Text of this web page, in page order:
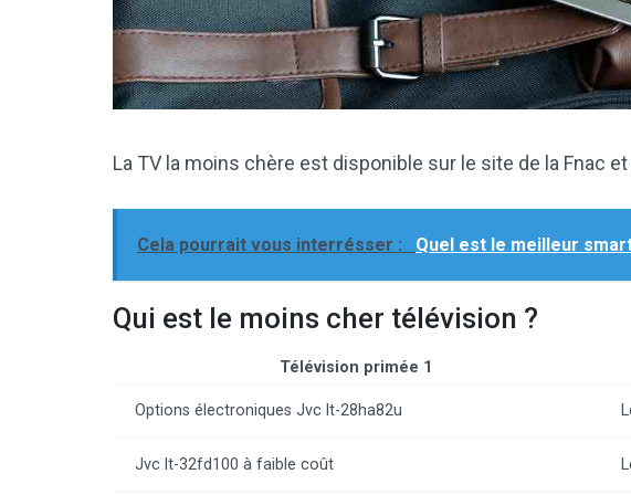
La TV la moins chère est disponible sur le site de la Fnac
Cela pourrait vous interrésser : Quel est le meilleur
Qui est le moins cher télévision ?
Télévision primée 1
Options électroniques Jvc lt-28ha82u
Jvc lt-32fd100 à faible coût